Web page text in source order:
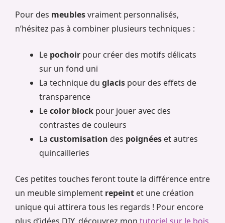
Pour des meublesvraiment personnalisés,
n’hésitez pas à combiner plusieurs techniques :
Le pochoir pour créer des motifs délicats
sur un fond uni
La technique du glacis pour des effets de
transparence
Lecolor block pour jouer avec des
contrastes de couleurs
La customisation des poignées et autres
quincailleries
Ces petites touches feront toute la différence entre
un meuble simplement repeint et une création
unique qui attirera tous les regards ! Pour encore